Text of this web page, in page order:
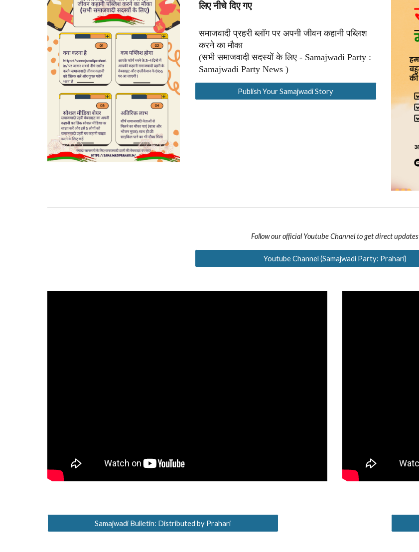
लिए नीचे दिए गए
समाजवादी प्रहरी ब्लॉग पर अपनी जीवन कहानी पब्लिश
करने का मौका
(सभी समाजवादी सदस्यों के लिए - Samajwadi Party :
Samajwadi Party News )
Publish Your Samajwadi Story
Follow our official Youtube Channel to get direct updates
Youtube Channel (Samajwadi Party: Prahari)
Samajwadi Bulletin: Distributed by Prahari